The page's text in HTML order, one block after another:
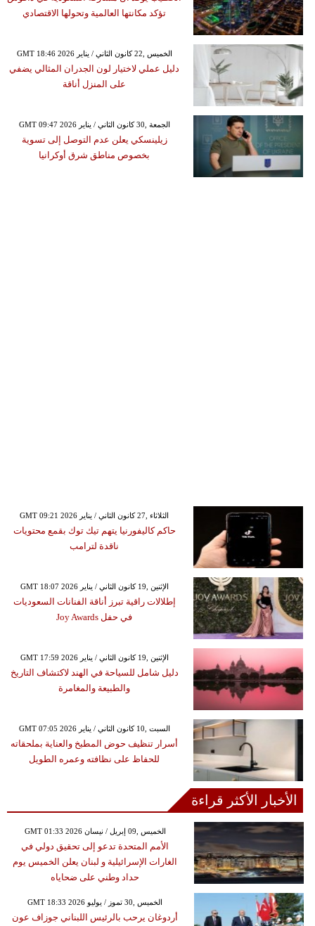
تؤكد مكانتها العالمية وتحولها الاقتصادي
GMT 18:46 2026 الخميس ,22 كانون الثاني / يناير
دليل عملي لاختيار لون الجدران المثالي يضفي
على المنزل أناقة
GMT 09:47 2026 الجمعة ,30 كانون الثاني / يناير
زيلينسكي يعلن عدم التوصل إلى تسوية
بخصوص مناطق شرق أوكرانيا
GMT 09:21 2026 الثلاثاء ,27 كانون الثاني / يناير
حاكم كاليفورنيا يتهم تيك توك بقمع محتويات
ناقدة لترامب
GMT 18:07 2026 الإثنين ,19 كانون الثاني / يناير
إطلالات راقية تبرز أناقة الفنانات السعوديات
في حفل Joy Awards
GMT 17:59 2026 الإثنين ,19 كانون الثاني / يناير
دليل شامل للسياحة في الهند لاكتشاف التاريخ
والطبيعة والمغامرة
GMT 07:05 2026 السبت ,10 كانون الثاني / يناير
أسرار تنظيف حوض المطبخ والعناية بملحقاته
للحفاظ على نظافته وعمره الطويل
الأخبار الأكثر قراءة
GMT 01:33 2026 الخميس ,09 إبريل / نيسان
الأمم المتحدة تدعو إلى تحقيق دولي في
الغارات الإسرائيلية و لبنان يعلن الخميس يوم
حداد وطني على ضحاياه
GMT 18:33 2026 الخميس ,30 تموز / يوليو
أردوغان يرحب بالرئيس اللبناني جوزاف عون